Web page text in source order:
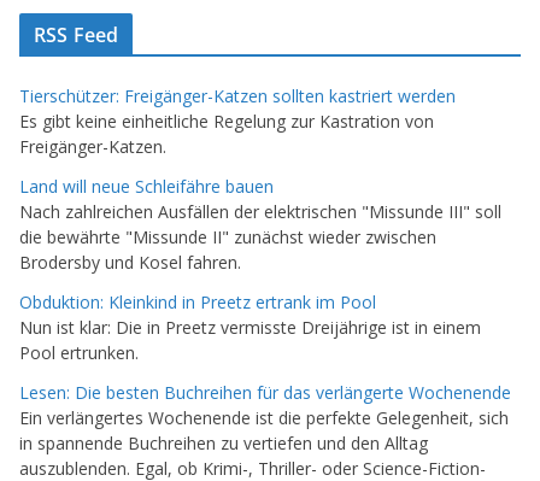
RSS Feed
Tierschützer: Freigänger-Katzen sollten kastriert werden
Es gibt keine einheitliche Regelung zur Kastration von
Freigänger-Katzen.
Land will neue Schleifähre bauen
Nach zahlreichen Ausfällen der elektrischen "Missunde III" soll
die bewährte "Missunde II" zunächst wieder zwischen
Brodersby und Kosel fahren.
Obduktion: Kleinkind in Preetz ertrank im Pool
Nun ist klar: Die in Preetz vermisste Dreijährige ist in einem
Pool ertrunken.
Lesen: Die besten Buchreihen für das verlängerte Wochenende
Ein verlängertes Wochenende ist die perfekte Gelegenheit, sich
in spannende Buchreihen zu vertiefen und den Alltag
auszublenden. Egal, ob Krimi-, Thriller- oder Science-Fiction-